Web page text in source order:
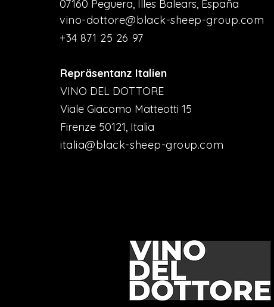
07160 Peguera, Illes Balears, España
vino-dottore@black-sheep-group.com
+34 871 25 26 97
Repräsentanz Italien
VINO DEL DOTTORE
Viale Giacomo Matteotti 15
Firenze 50121, Italia
italia@black-sheep-group.com